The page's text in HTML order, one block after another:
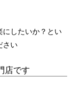
にしたいか？とい
さい
店です